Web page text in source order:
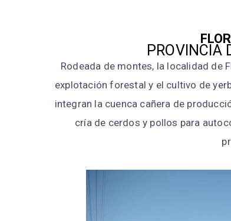
PROVINCIA
Rodeada de montes, la localidad de
explotación forestal y el cultivo de
integran la cuenca cañera de
cría de cerdos y pollos para